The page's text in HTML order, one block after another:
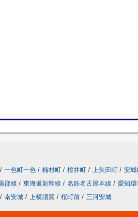
/ 一色町一色 / 楠村町 / 桜井町 / 上矢田町 / 安城
郡線 / 東海道新幹線 / 名鉄名古屋本線 / 愛知環
/ 南安城 / 上横須賀 / 桜町前 / 三河安城